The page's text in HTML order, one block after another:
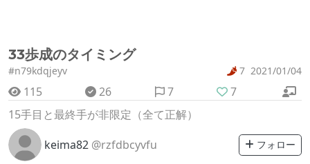
33歩成のタイミング
#n79kdqjeyv 7 2021/01/04
115 26 7
7
15手目と最終手が非限定（全て正解）
keima82 @rzfdbcyvfu フォロー